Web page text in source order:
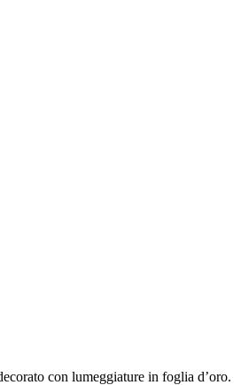
con lumeggiature in foglia d’oro.